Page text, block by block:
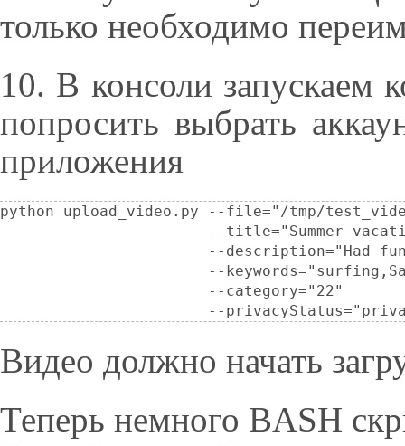
только необходимо
10. В консоли запускаем
попросить выбрать
приложения
python upload_video.py --file="/tmp/
--title="Summer
--description="Had
--
                       --category="22"
--
Видео должно начать
Теперь немного BASH